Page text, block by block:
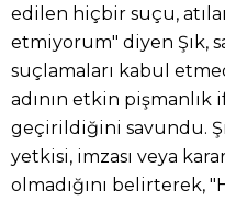
edilen hiçbir suçu,
etmiyorum" diyen Şık,
suçlamaları kabul
adının etkin
geçirildiğini savundu.
yetkisi, imzası veya
olmadığını belirterek,